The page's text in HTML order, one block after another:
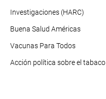
Investigaciones (HARC)
Buena Salud Américas
Vacunas Para Todos
Acción política sobre el tabaco